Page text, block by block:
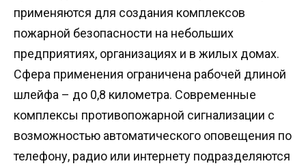
применяются для создания комплексов
пожарной безопасности на небольших
предприятиях, организациях и в жилых домах.
Сфера применения ограничена рабочей длиной
шлейфа – до 0,8 километра. Современные
комплексы противопожарной сигнализации с
возможностью автоматического оповещения по
телефону, радио или интернету подразделяются